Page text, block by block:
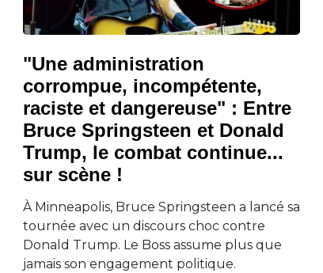
"Une administration
corrompue, incompétente,
raciste et dangereuse" : Entre
Bruce Springsteen et Donald
Trump, le combat continue...
sur scène !
À Minneapolis, Bruce Springsteen a lancé sa
tournée avec un discours choc contre
Donald Trump. Le Boss assume plus que
jamais son engagement politique.